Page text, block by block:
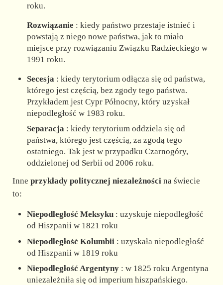
roku.
Rozwiązanie : kiedy państwo przestaje istnieć i
powstają z niego nowe państwa, jak to miało
miejsce przy rozwiązaniu Związku Radzieckiego w
1991 roku.
Secesja : kiedy terytorium odłącza się od państwa,
którego jest częścią, bez zgody tego państwa.
Przykładem jest Cypr Północny, który uzyskał
niepodległość w 1983 roku.
Separacja : kiedy terytorium oddziela się od
państwa, którego jest częścią, za zgodą tego
ostatniego. Tak jest w przypadku Czarnogóry,
oddzielonej od Serbii od 2006 roku.
Inne przykłady politycznej niezależnościna świecie
to:
Niepodległość Meksyku : uzyskuje niepodległość
od Hiszpanii w 1821 roku
Niepodległość Kolumbii : uzyskała niepodległość
od Hiszpanii w 1819 roku
Niepodległość Argentyny : w 1825 roku Argentyna
uniezależniła się od imperium hiszpańskiego.